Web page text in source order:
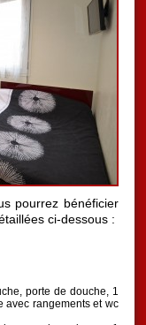
pourrez bénéficier
ci-dessous :
porte de douche, 1
avec rangements et wc